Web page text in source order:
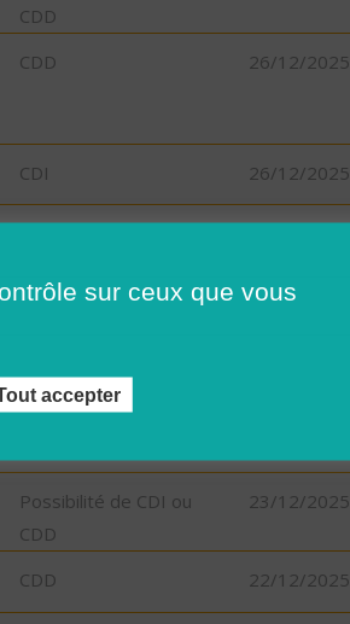
CDD
CDD 26/12/2025
CDI 26/12/2025
Possibilité de CDI ou
CDD
23/12/2025
CDD 22/12/2025
sur ceux que vous
accepter